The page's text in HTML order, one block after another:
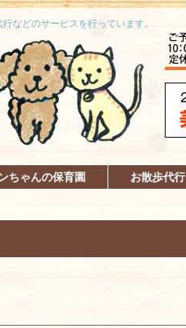
などのサービスを行っています。
ちゃんの保育園 お散歩代行